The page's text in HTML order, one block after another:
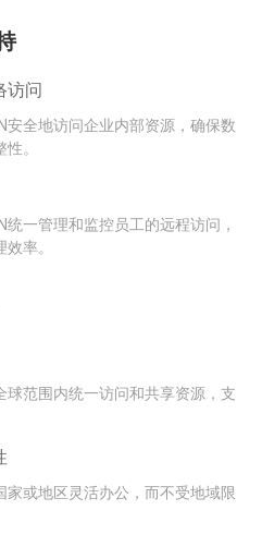
访问
安全地访问企业内部资源，确保数
。
一管理和监控员工的远程访问，
率。
球范围内统一访问和共享资源，支
家或地区灵活办公，而不受地域限